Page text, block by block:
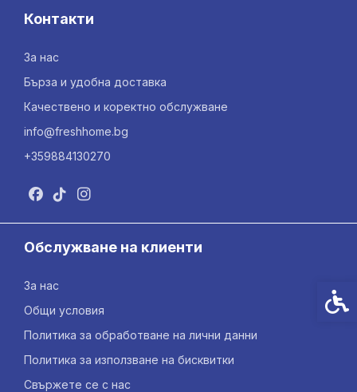
Контакти
За нас
Бърза и удобна доставка
Качествено и коректно обслужване
info@freshhome.bg
+359884130270
Обслужване на клиенти
За нас
Общи условия
Политика за обработване на лични данни
Политика за използване на бисквитки
Свържете се с нас